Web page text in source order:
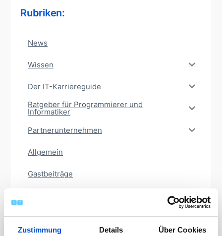
Zustimmung Details Über Cookies
Rubriken:
News
Wissen
Der IT-Karriereguide
Ratgeber für Programmierer und
Informatiker
Partnerunternehmen
Allgemein
Gastbeiträge